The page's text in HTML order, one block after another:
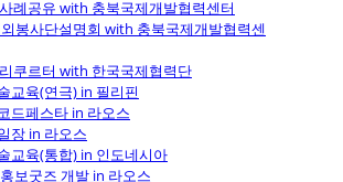
례공유 with 충북국제개발협력센터
봉사단설명회 with 충북국제개발협력센
쿠르터 with 한국국제협력단
교육(연극) in 필리핀
드페스타 in 라오스
장 in 라오스
교육(통합) in 인도네시아
보굿즈 개발 in 라오스